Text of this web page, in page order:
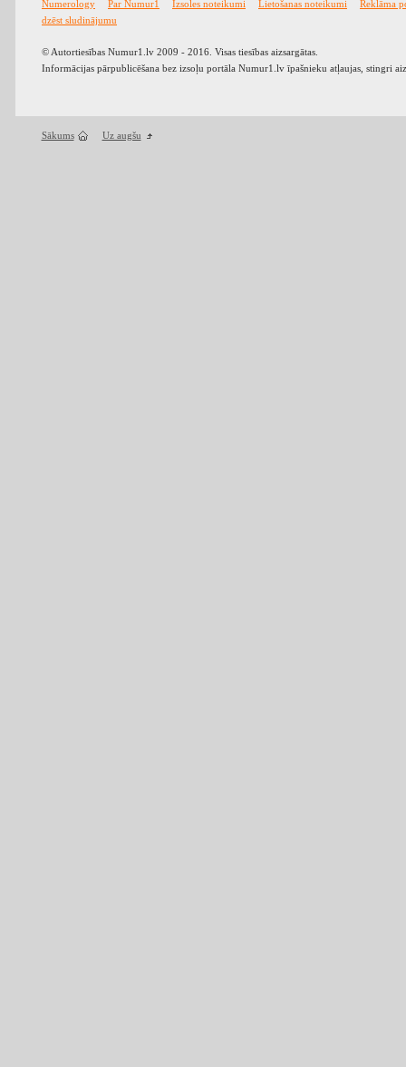
Numerology Par Numur1 Izsoles noteikumi Lietošanas noteikumi
Reklāma
dzēst sludinājumu
© Autortiesības Numur1.lv 2009 - 2016. Visas tiesības aizsargātas.
Informācijas pārpublicēšana bez izsoļu portāla Numur1.lv īpašnieku atļaujas, stingri
Sākums Uz augšu